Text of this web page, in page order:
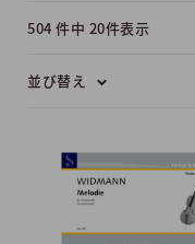
504 件中 20件表示
並び替え